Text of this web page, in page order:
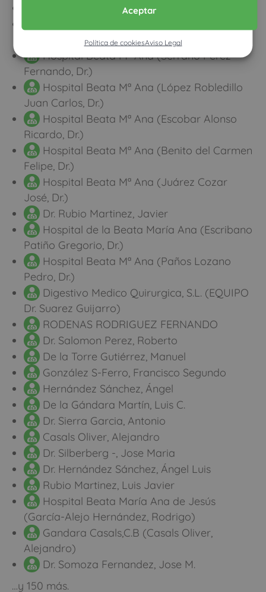
Aceptar
Política de cookiesAviso Legal
Dr. Rodriguez Martin, Marcos
Hospital Beata Mª Ana (Serrano Pérez
Fernando, Dr.)
Hospital Beata Mª Ana (López Robledillo
Juan Carlos, Dr.)
Hospital Beata Mª Ana (Escobar Alonso
Ricardo, Dr.)
Hospital Beata Mª Ana (Benito del Carmen
Felipe, Dr.)
Hospital Beata Mª Ana (Juárez Cozar
José, Dr.)
Dr. Rubio Martinez, Javier
Hospital de la Beata María Ana (Escribano
Patiño Gregorio, Dr.)
Hospital Beata Mª Ana (Paños Lozano
Pedro, Dr.)
Digestivo Medico Quirurgica, S.L. (EQUIPO
Dr. Suarez Guijarro)
RODENAS RODRIGUEZ FERNANDO
Dr. Salomon Perez, Roberto
De la Torre Gutiérrez, Manuel
González S-Ferro, Francisco Segundo
Hernández Sánchez, Ángel
De la Gándara Martín, Luis C.
Dr. Sierra Garcia, Antonio
Casals Oliver, Alejandro
Dr. Silberberg -, Jose Maria
Dr. Hernández Sánchez, Ángel Luis
Rubio Martinez, Luis Javier
Hospital Beata María Ana de Jesús
(García-Alejo Hernández, Rodrigo)
Gandara Casals,C.B (Casals Oliver,
Alejandro)
Dr. Somoza Fernandez, Jose M.
…y 150 más.